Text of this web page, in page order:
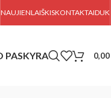
NAUJIENLAIŠKISKONTAKTAIDUK
0,00